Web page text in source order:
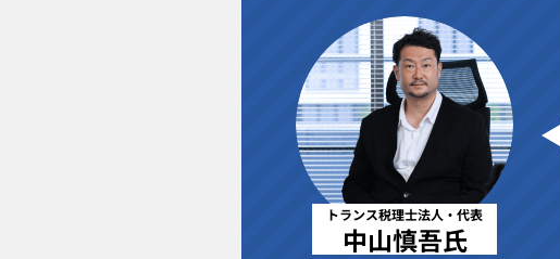
トランス税理士法人・代表
中山慎吾氏